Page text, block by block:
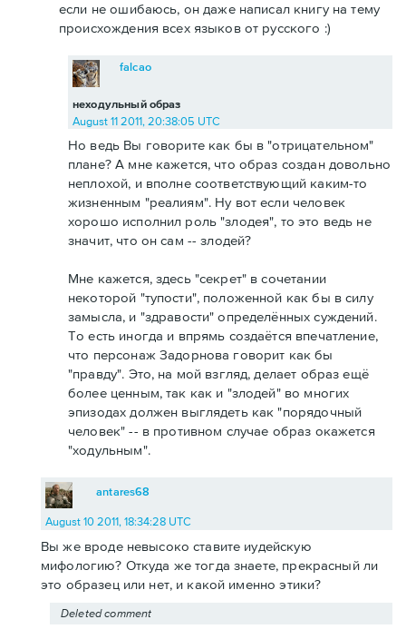
если не ошибаюсь, он даже написал книгу на тему
происхождения всех языков от русского :)
неходульный образ
falcao
August 11 2011, 20:38:05 UTC
Но ведь Вы говорите как бы в "отрицательном"
плане? А мне кажется, что образ создан довольно
неплохой, и вполне соответствующий каким-то
жизненным "реалиям". Ну вот если человек
хорошо исполнил роль "злодея", то это ведь не
значит, что он сам -- злодей?
Мне кажется, здесь "секрет" в сочетании
некоторой "тупости", положенной как бы в силу
замысла, и "здравости" определённых суждений.
То есть иногда и впрямь создаётся впечатление,
что персонаж Задорнова говорит как бы
"правду". Это, на мой взгляд, делает образ ещё
более ценным, так как и "злодей" во многих
эпизодах должен выглядеть как "порядочный
человек" -- в противном случае образ окажется
"ходульным".
antares68
August 10 2011, 18:34:28 UTC
Вы же вроде невысоко ставите иудейскую
мифологию? Откуда же тогда знаете, прекрасный ли
это образец или нет, и какой именно этики?
Deleted comment